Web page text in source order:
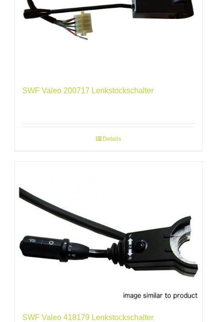
SWF Valeo 200717 Lenkstockschalter
Details
SWF Valeo 418179 Lenkstockschalter